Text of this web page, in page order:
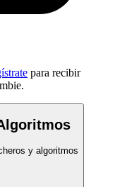
para recibir
y algoritmos